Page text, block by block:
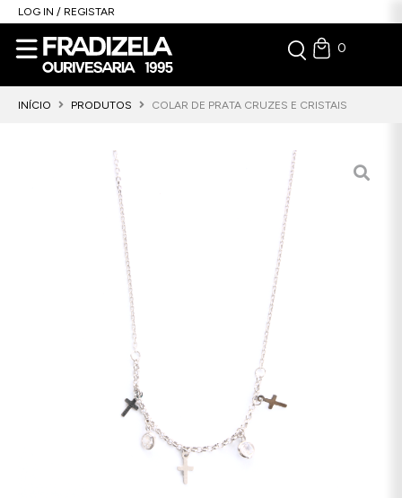
LOG IN / REGISTAR
0
INÍCIO PRODUTOS COLAR DE PRATA CRUZES E CRISTAIS